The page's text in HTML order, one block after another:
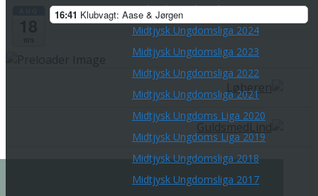
Midtjysk Ungdomsliga 2025
Midtjysk Ungdomsliga 2024
Midtjysk Ungdomsliga 2023
Midtjysk Ungdomsliga 2022
Midtjysk Ungdomsliga 2021
Midtjysk Ungdoms Liga 2020
Midtjysk Ungdoms Liga 2019
Midtjysk Ungdomsliga 2018
Midtjysk Ungdomsliga 2017
16:41 Klubvagt: Aase & Jørgen